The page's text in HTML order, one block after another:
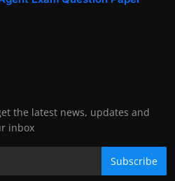
the latest news, updates and
inbox
Subscribe